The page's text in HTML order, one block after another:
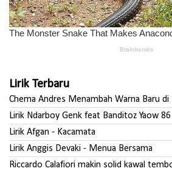
Lirik Terbaru
Chema Andres Menambah Warna Baru
Lirik Ndarboy Genk feat Banditoz Yaow
Lirik Afgan - Kacamata
Lirik Anggis Devaki - Menua Bersama
Riccardo Calafiori makin solid kawal